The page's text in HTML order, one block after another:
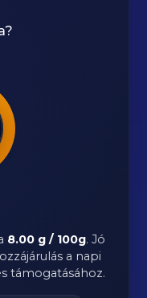
8.00 g / 100g. Jó
a napi
támogatásához.